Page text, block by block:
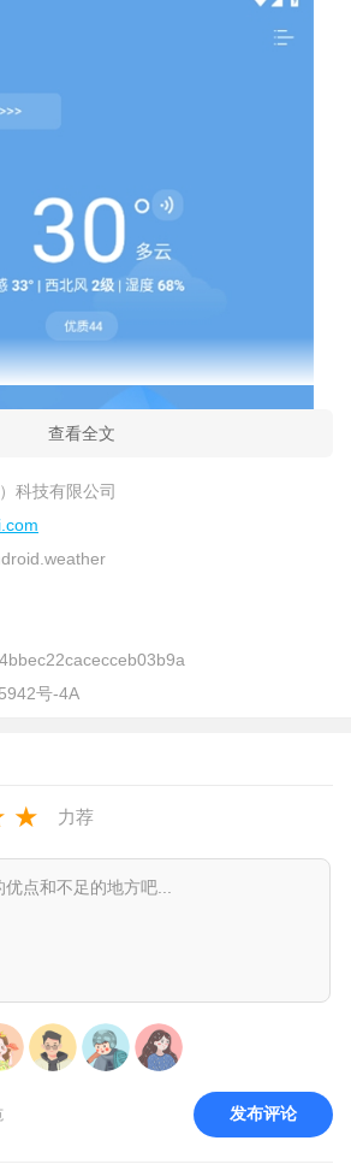
，点击右下角的“我”进入个人主页。
？
表，有最专业权威的数据支持，为用户提
随心切换，还能查看最近发生的关于天气
查看全文
科技有限公司
号-4A
★ 力荐
发布评论